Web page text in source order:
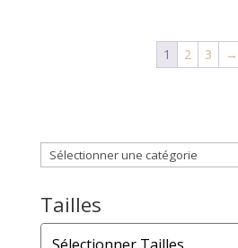
1 2 3
→
Sélectionner
une
Tailles